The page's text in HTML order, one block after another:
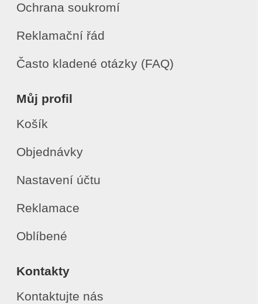
Ochrana soukromí
Reklamační řád
Často kladené otázky (FAQ)
Můj profil
Košík
Objednávky
Nastavení účtu
Reklamace
Oblíbené
Kontakty
Kontaktujte nás